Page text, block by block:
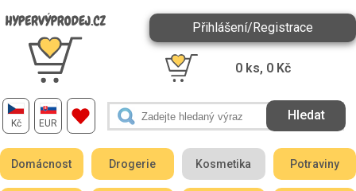
Kč EUR
Přihlášení/Registrace
0 ks, 0 Kč
Domácnost Drogerie Kosmetika Potraviny